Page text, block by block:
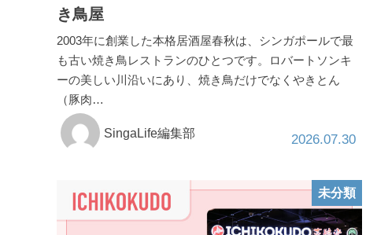
き鳥屋
2003年に創業した本格居酒屋春秋は、シンガポールで最
も古い焼き鳥レストランのひとつです。ロバートソンキ
ーの美しい川沿いにあり、焼き鳥だけでなくやきとん
（豚肉…
SingaLife編集部 2026.07.30
未分類